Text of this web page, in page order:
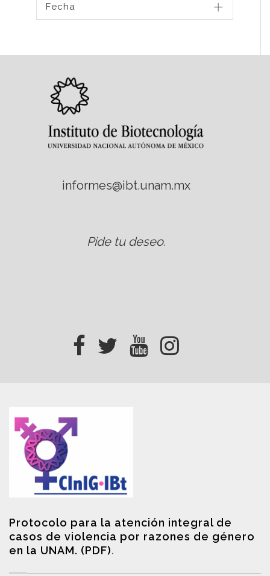
Fecha
informes@ibt.unam.mx
Pide tu deseo.
Protocolo para la atención integral de
casos de violencia por razones de género
en la UNAM. (PDF).